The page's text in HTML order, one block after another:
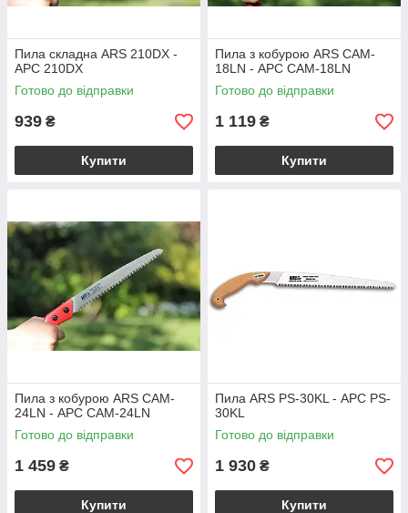
Пила складна ARS 210DX -
АРС 210DX
Готово до відправки
939 ₴
Купити
Пила з кобурою ARS CAM-
18LN - АРС CAM-18LN
Готово до відправки
1 119 ₴
Купити
Пила з кобурою ARS CAM-
24LN - АРС CAM-24LN
Готово до відправки
1 459 ₴
Купити
Пила ARS PS-30KL - АРС PS-
30KL
Готово до відправки
1 930 ₴
Купити